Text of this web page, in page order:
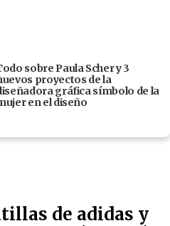
sobre Paula Scher y 3
proyectos de la
gráfica símbolo de la
en el diseño
de adidas y